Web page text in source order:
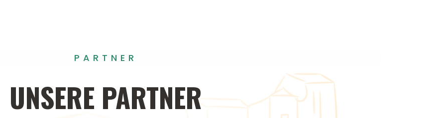
PARTNER
UNSERE PARTNER